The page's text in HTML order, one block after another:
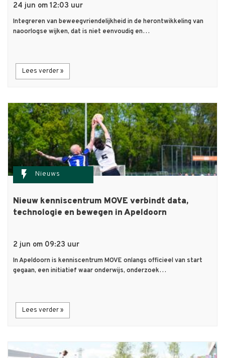
24 jun om 12:03 uur
Integreren van beweegvriendelijkheid in de herontwikkeling van
naoorlogse wijken, dat is niet eenvoudig en…
Lees verder »
flash_on Nieuws
Nieuw kenniscentrum MOVE verbindt data,
technologie en bewegen in Apeldoorn
2 jun om 09:23 uur
In Apeldoorn is kenniscentrum MOVE onlangs officieel van start
gegaan, een initiatief waar onderwijs, onderzoek…
Lees verder »